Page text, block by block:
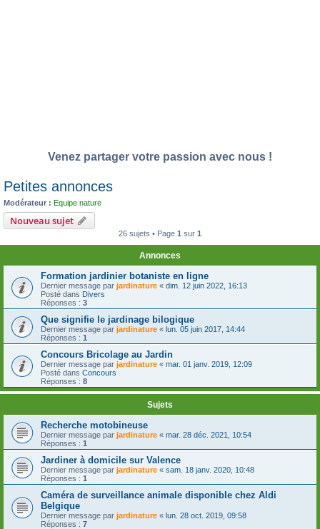
Venez partager votre passion avec nous !
Petites annonces
Modérateur : Equipe nature
Nouveau sujet
26 sujets • Page 1 sur 1
Annonces
Formation jardinier botaniste en ligne
Dernier message par jardinature « dim. 12 juin 2022, 16:13
Posté dans Divers
Réponses : 3
Que signifie le jardinage bilogique
Dernier message par jardinature « lun. 05 juin 2017, 14:44
Réponses : 1
Concours Bricolage au Jardin
Dernier message par jardinature « mar. 01 janv. 2019, 12:09
Posté dans Concours
Réponses : 8
Sujets
Recherche motobineuse
Dernier message par jardinature « mar. 28 déc. 2021, 10:54
Réponses : 1
Jardiner à domicile sur Valence
Dernier message par jardinature « sam. 18 janv. 2020, 10:48
Réponses : 1
Caméra de surveillance animale disponible chez Aldi
Belgique
Dernier message par jardinature « lun. 28 oct. 2019, 09:58
Réponses : 7